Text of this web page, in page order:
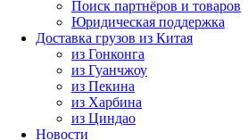
Поиск партнёров и товаров
Юридическая поддержка
Доставка грузов из Китая
из Гонконга
из Гуанчжоу
из Пекина
из Харбина
из Циндао
Новости